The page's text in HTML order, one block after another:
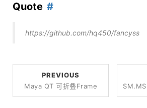
Quote
https://github.com/hq450/fancyss
PREVIOUS
Maya QT 可折叠frame